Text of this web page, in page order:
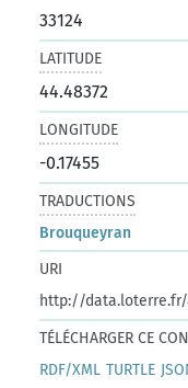
33124
LATITUDE
44.48372
LONGITUDE
-0.17455
TRADUCTIONS
Brouqueyran
URI
http://data.loterre.fr/
TÉLÉCHARGER CE
RDF/XML TURTLE